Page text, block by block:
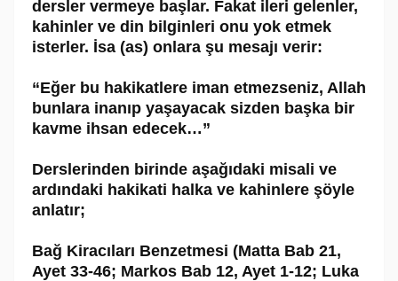
dersler vermeye başlar. Fakat ileri gelenler,
kahinler ve din bilginleri onu yok etmek
isterler. İsa (as) onlara şu mesajı verir:
“Eğer bu hakikatlere iman etmezseniz, Allah
bunlara inanıp yaşayacak sizden başka bir
kavme ihsan edecek…”
Derslerinden birinde aşağıdaki misali ve
ardındaki hakikati halka ve kahinlere şöyle
anlatır;
Bağ Kiracıları Benzetmesi (Matta Bab 21,
Ayet 33-46; Markos Bab 12, Ayet 1-12; Luka